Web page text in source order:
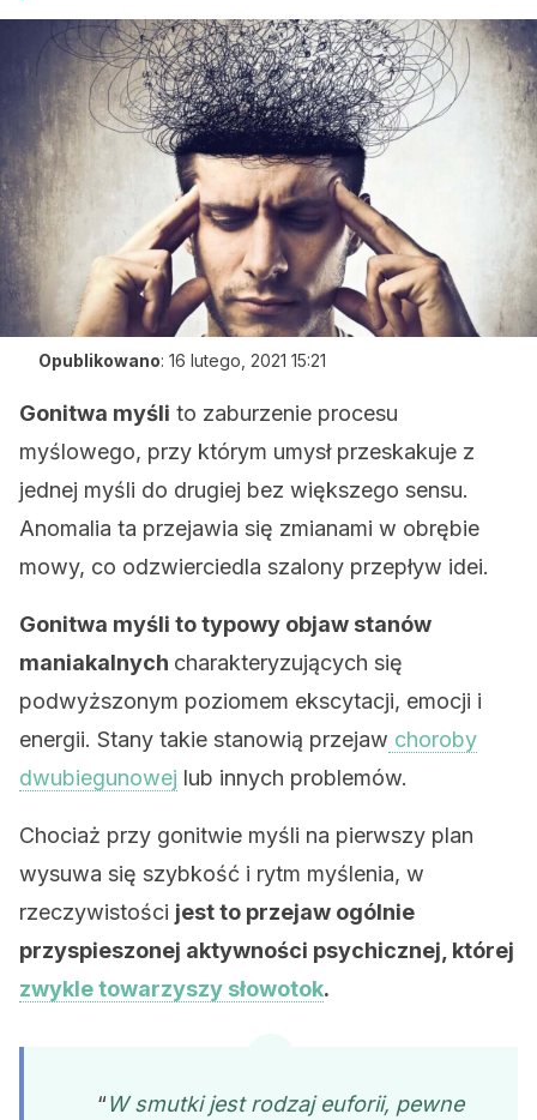
Opublikowano: 16 lutego, 2021 15:21
Gonitwa myśli to zaburzenie procesu
myślowego, przy którym umysł przeskakuje z
jednej myśli do drugiej bez większego sensu.
Anomalia ta przejawia się zmianami w obrębie
mowy, co odzwierciedla szalony przepływ idei.
Gonitwa myśli to typowy objaw stanów
maniakalnych charakteryzujących się
podwyższonym poziomem ekscytacji, emocji i
energii. Stany takie stanowią przejaw choroby
dwubiegunowej lub innych problemów.
Chociaż przy gonitwie myśli na pierwszy plan
wysuwa się szybkość i rytm myślenia, w
rzeczywistości jest to przejaw ogólnie
przyspieszonej aktywności psychicznej, której
zwykle towarzyszy słowotok.
“W smutki jest rodzaj euforii, pewne